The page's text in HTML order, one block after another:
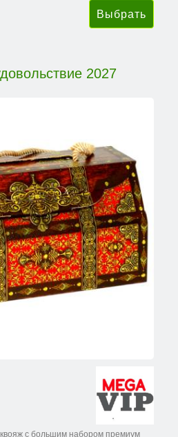
2027
с большим набором премиум